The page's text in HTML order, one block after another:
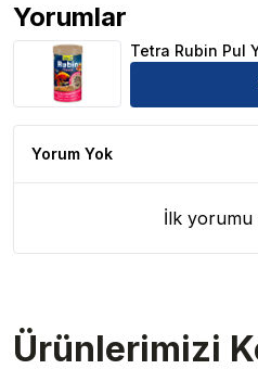
Yorumlar
Tetra Rubin Pul Yem 1000ml
Tetra Rubin Pul
Yorum Yok
İlk yorumu
Ürünlerimizi